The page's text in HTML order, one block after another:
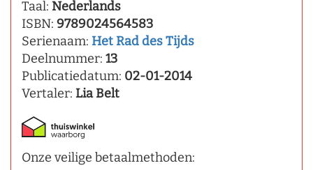
Taal: Nederlands
ISBN: 9789024564583
Serienaam: Het Rad des Tijds
Deelnummer: 13
Publicatiedatum: 02-01-2014
Vertaler: Lia Belt
Onze veilige betaalmethoden: